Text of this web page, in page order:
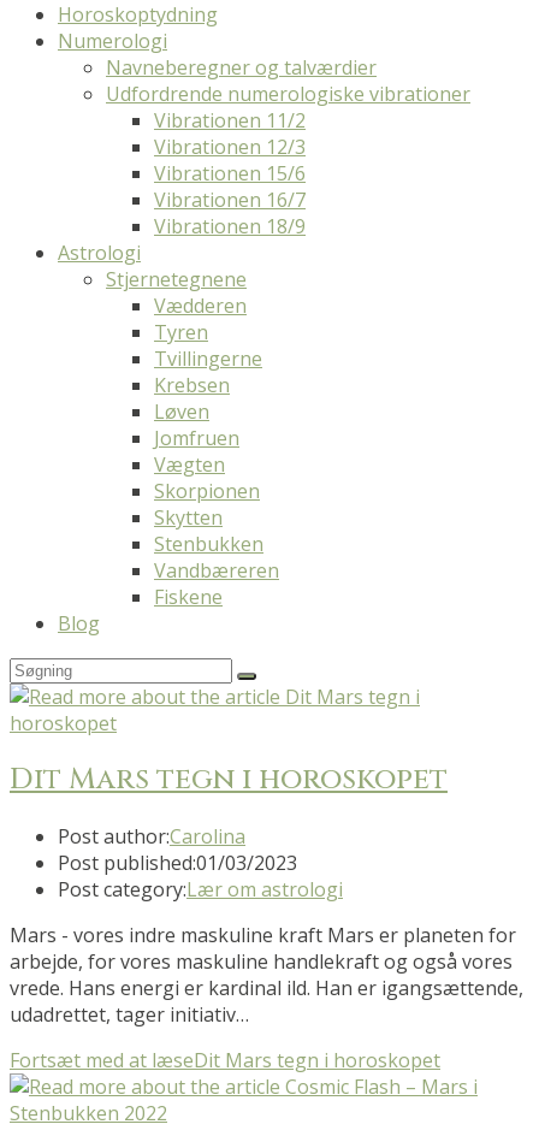
Horoskoptydning
Numerologi
Navneberegner og talværdier
Udfordrende numerologiske vibrationer
Vibrationen 11/2
Vibrationen 12/3
Vibrationen 15/6
Vibrationen 16/7
Vibrationen 18/9
Astrologi
Stjernetegnene
Vædderen
Tyren
Tvillingerne
Krebsen
Løven
Jomfruen
Vægten
Skorpionen
Skytten
Stenbukken
Vandbæreren
Fiskene
Blog
Dit Mars tegn i horoskopet
Post author:Carolina
Post published:01/03/2023
Post category:Lær om astrologi
Mars - vores indre maskuline kraft Mars er planeten for
arbejde, for vores maskuline handlekraft og også vores
vrede. Hans energi er kardinal ild. Han er igangsættende,
udadrettet, tager initiativ…
Fortsæt med at læseDit Mars tegn i horoskopet